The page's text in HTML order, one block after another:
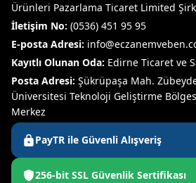
Ürünleri Pazarlama Ticaret Limited
İletişim No: (0536) 451 95 95
E-posta Adresi:
Kayıtlı Olunan Oda: Edirne Ticaret ve
Posta Adresi: Şükrüpaşa Mah.
Üniversitesi Teknoloji Geliştirme
Merkez
PayTR ile Güvenli Alışveriş
256-bit SSL Güvenlik Sertifikası